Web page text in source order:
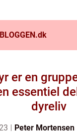
dk
er en
essentiel
dyreliv
Peter Mortensen